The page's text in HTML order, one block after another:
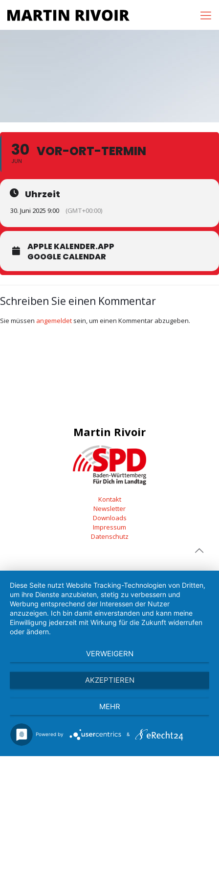
30
JUN
VOR-ORT-TERMIN
Uhrzeit
30. Juni 2025 9:00 (GMT+00:00)
APPLE KALENDER.APP
GOOGLE CALENDAR
Schreiben Sie einen Kommentar
Sie müssen angemeldet sein, um einen Kommentar abzugeben.
Martin Rivoir
Kontakt
Newsletter
Downloads
Impressum
Datenschutz
Diese Seite nutzt Website Tracking-Technologien von Dritten,
um ihre Dienste anzubieten, stetig zu verbessern und
Werbung entsprechend der Interessen der Nutzer
anzuzeigen. Ich bin damit einverstanden und kann meine
Einwilligung jederzeit mit Wirkung für die Zukunft widerrufen
oder ändern.
VERWEIGERN
AKZEPTIEREN
MEHR
Powered by &